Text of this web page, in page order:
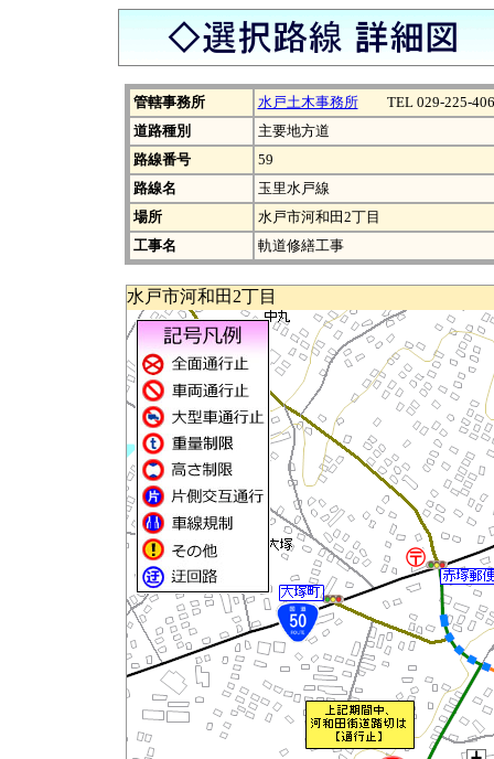
管轄事務所 水戸土木事務所TEL 029-225-
道路種別
主要地方道
路線番号
59
路線名
玉里水戸線
場所
水戸市河和田2丁目
工事名
軌道修繕工事
水戸市河和田2丁目